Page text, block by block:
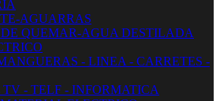
AGUARRAS
QUEMAR-AGUA DESTILADA
- LINEA - CARRETES -
- TELF - INFORMATICA